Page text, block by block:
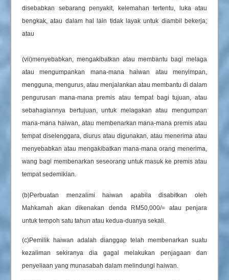
disebabkan sebarang penyakit, kelemahan tertentu, luka atau
bengkak, atau dalam hal lain tidak layak untuk diambil bekerja;
atau
(vii)menyebabkan, mengakibatkan atau membantu bagi melaga
atau mengumpankan mana-mana haiwan atau menyimpan,
mengguna, mengurus, atau menjalankan atau membantu di dalam
pengurusan mana-mana premis atau tempat bagi tujuan, atau
sebahagiannya bertujuan, untuk melagakan atau mengumpan
mana-mana haiwan, atau membenarkan mana-mana premis atau
tempat diselenggara, diurus atau digunakan, atau menerima atau
menyebabkan atau mengakibatkan mana-mana orang menerima,
wang bagi membenarkan seseorang untuk masuk ke premis atau
tempat sedemikian.
(b)Perbuatan menzalimi haiwan apabila disabitkan oleh
Mahkamah akan dikenakan denda RM50,000/= atau penjara
untuk tempoh satu tahun atau kedua-duanya sekali.
(c)Pemilik haiwan adalah dianggap telah membenarkan suatu
kezaliman sekiranya dia gagal melakukan penjagaan dan
penyeliaan yang munasabah dalam melindungi haiwan.